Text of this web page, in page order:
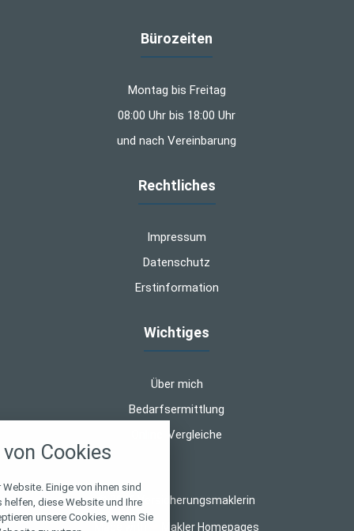
Bürozeiten
Montag bis Freitag
08:00 Uhr bis 18:00 Uhr
und nach Vereinbarung
Rechtliches
Impressum
Datenschutz
Erstinformation
Wichtiges
Über mich
Bedarfsermittlung
Online-Vergleiche
© 2026 Versicherungsmaklerin
Makler Homepages
Cookies
Einige von ihnen sind
diese Website und Ihre
unsere Cookies, wenn Sie
alle verwendeten Cookies und
zu blockieren.
Notwendig